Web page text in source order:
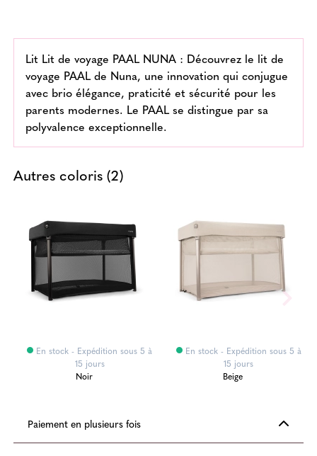
Lit Lit de voyage PAAL NUNA : Découvrez le lit de
voyage PAAL de Nuna, une innovation qui conjugue
avec brio élégance, praticité et sécurité pour les
parents modernes. Le PAAL se distingue par sa
polyvalence exceptionnelle.
Autres coloris (2)
En stock - Expédition sous 5 à
15 jours
Noir
En stock - Expédition sous 5 à
15 jours
Beige
Paiement en plusieurs fois